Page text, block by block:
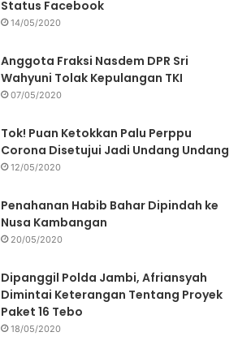
Status Facebook
14/05/2020
Anggota Fraksi Nasdem DPR Sri
Wahyuni Tolak Kepulangan TKI
07/05/2020
Tok! Puan Ketokkan Palu Perppu
Corona Disetujui Jadi Undang Undang
12/05/2020
Penahanan Habib Bahar Dipindah ke
Nusa Kambangan
20/05/2020
Dipanggil Polda Jambi, Afriansyah
Dimintai Keterangan Tentang Proyek
Paket 16 Tebo
18/05/2020